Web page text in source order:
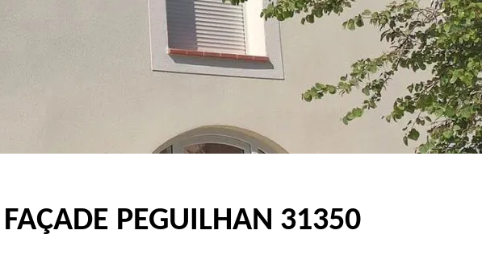
PEGUILHAN 31350